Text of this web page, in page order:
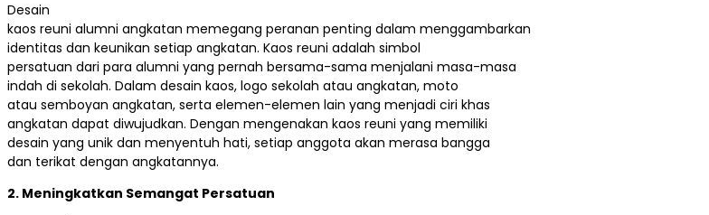
Desain
kaos reuni alumni angkatan memegang peranan penting dalam menggambarkan
identitas dan keunikan setiap angkatan. Kaos reuni adalah simbol
persatuan dari para alumni yang pernah bersama-sama menjalani masa-masa
indah di sekolah. Dalam desain kaos, logo sekolah atau angkatan, moto
atau semboyan angkatan, serta elemen-elemen lain yang menjadi ciri khas
angkatan dapat diwujudkan. Dengan mengenakan kaos reuni yang memiliki
desain yang unik dan menyentuh hati, setiap anggota akan merasa bangga
dan terikat dengan angkatannya.
2. Meningkatkan Semangat Persatuan